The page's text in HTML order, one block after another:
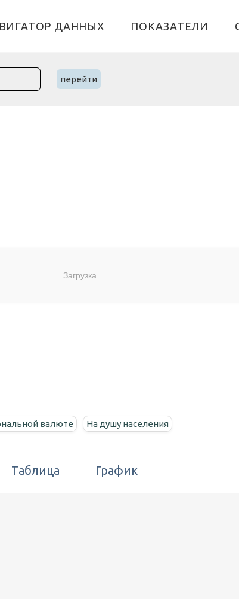
ДАННЫХ ПОКАЗАТЕЛИ
перейти
Загрузка...
валюте На душу населения
Таблица График